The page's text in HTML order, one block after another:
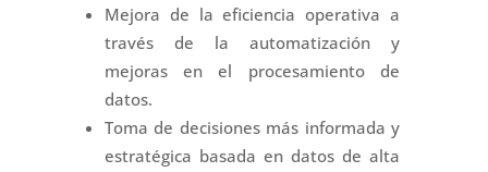
Mejora de la eficiencia operativa a
través de la automatización y
mejoras en el procesamiento de
datos.
Toma de decisiones más informada y
estratégica basada en datos de alta